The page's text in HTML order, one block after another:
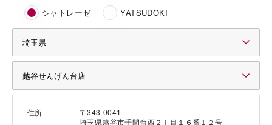
シャトレーゼ YATSUDOKI
住所
〒343-0041
埼玉県越谷市千間台西２丁目１６番１２号